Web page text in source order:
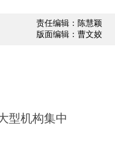
责任编辑：陈慧颖
版面编辑：曹文姣
型机构集中